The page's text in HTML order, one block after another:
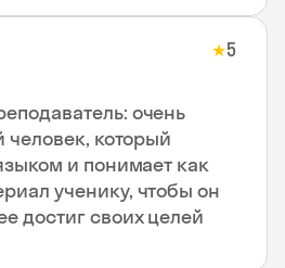
★5
очень
человек, который
и понимает как
ученику, чтобы он
достиг своих целей